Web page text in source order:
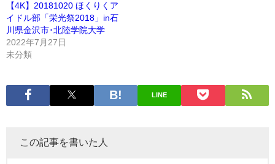
【4K】20181020 ほくりくア
イドル部「栄光祭2018」in石
川県金沢市･北陸学院大学
2022年7月27日
未分類
LINE
この記事を書いた人